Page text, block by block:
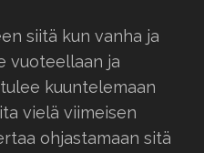
siitä kun vanha ja
vuoteellaan ja
kuuntelemaan
vielä viimeisen
ohjastamaan sitä